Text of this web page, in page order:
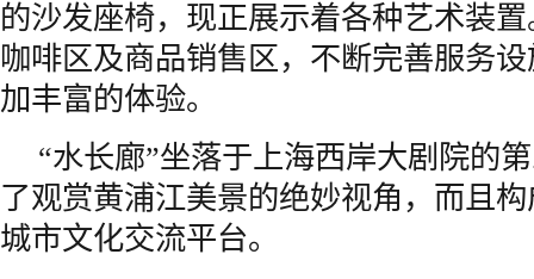
的沙发座椅，现正展示着各种艺术装
咖啡区及商品销售区，不断完善服务
加丰富的体验。
“水长廊”坐落于上海西岸大剧院的
了观赏黄浦江美景的绝妙视角，而且
城市文化交流平台。